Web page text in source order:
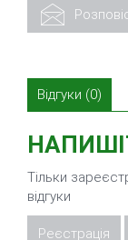
Відгуки (0)
Тільки
відгуки
Реєстрація